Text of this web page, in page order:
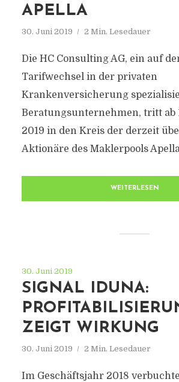
APELLA
30. Juni 2019 2 Min. Lesedauer
Die HC Consulting AG, ein auf
Tarifwechsel in der privaten
Krankenversicherung
Beratungsunternehmen, tritt ab
2019 in den Kreis der derzeit
Aktionäre des Maklerpools
WEITERLESEN
30. Juni 2019
SIGNAL IDUNA:
ZEIGT WIRKUNG
30. Juni 2019 2 Min. Lesedauer
Im Geschäftsjahr 2018